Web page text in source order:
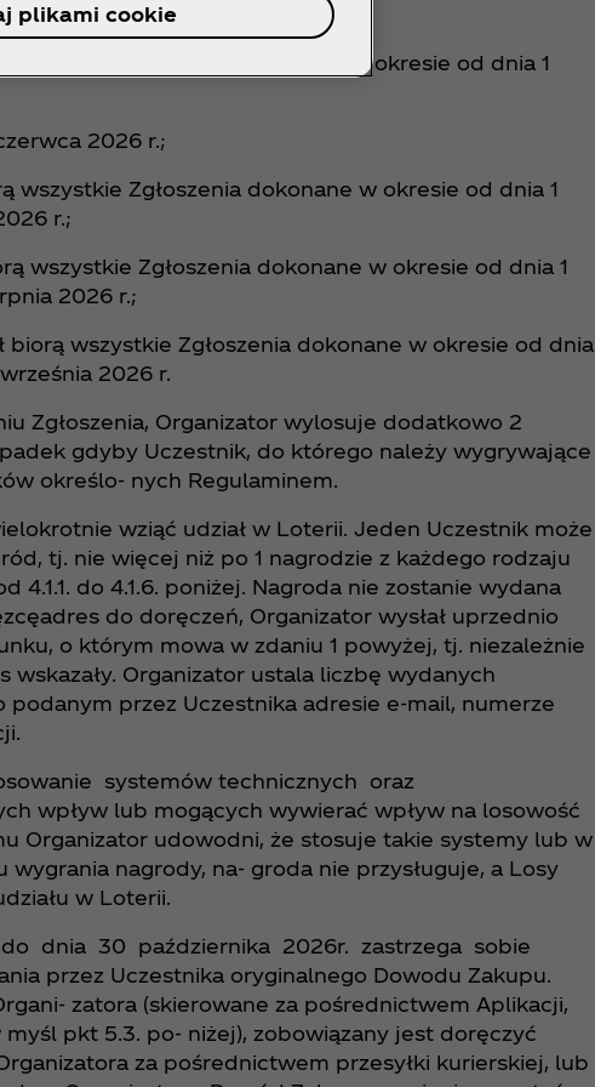
Zgłoszenia dokonane w okresie od dnia 1
2026 r.;
wszystkie Zgłoszenia dokonane w okresie od dnia 1
r.;
wszystkie Zgłoszenia dokonane w okresie od dnia 1
2026 r.;
biorą wszystkie Zgłoszenia dokonane w okresie od dnia
2026 r.
Zgłoszenia, Organizator wylosuje dodatkowo 2
gdyby Uczestnik, do którego należy wygrywające
określo- nych Regulaminem.
wziąć udział w Loterii. Jeden Uczestnik może
tj. nie więcej niż po 1 nagrodzie z każdego rodzaju
4.1.1. do 4.1.6. poniżej. Nagroda nie zostanie wydana
do doręczeń, Organizator wysłał uprzednio
o którym mowa w zdaniu 1 powyżej, tj. niezależnie
Organizator ustala liczbę wydanych
przez Uczestnika adresie e-mail, numerze
systemów technicznych oraz
wpływ lub mogących wywierać wpływ na losowość
Organizator udowodni, że stosuje takie systemy lub w
nagrody, na- groda nie przysługuje, a Losy
w Loterii.
do dnia 30 października 2026r. zastrzega sobie
przez Uczestnika oryginalnego Dowodu Zakupu.
zatora (skierowane za pośrednictwem Aplikacji,
pkt 5.3. po- niżej), zobowiązany jest doręczyć
za pośrednictwem przesyłki kurierskiej, lub
plikami cookie